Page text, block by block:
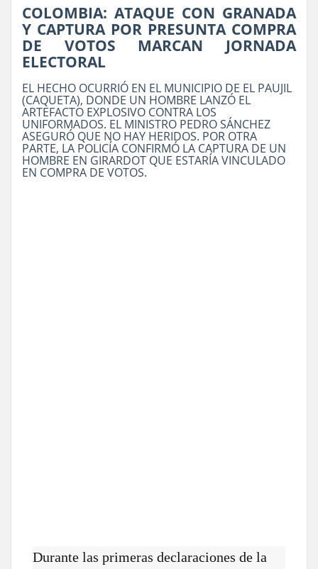
COLOMBIA: ATAQUE CON GRANADA
Y CAPTURA POR PRESUNTA COMPRA
DE VOTOS MARCAN JORNADA
ELECTORAL
EL HECHO OCURRIÓ EN EL MUNICIPIO DE EL PAUJIL
(CAQUETA), DONDE UN HOMBRE LANZÓ EL
ARTEFACTO EXPLOSIVO CONTRA LOS
UNIFORMADOS. EL MINISTRO PEDRO SÁNCHEZ
ASEGURÓ QUE NO HAY HERIDOS. POR OTRA
PARTE, LA POLICÍA CONFIRMÓ LA CAPTURA DE UN
HOMBRE EN GIRARDOT QUE ESTARÍA VINCULADO
EN COMPRA DE VOTOS.
Durante las primeras declaraciones de la